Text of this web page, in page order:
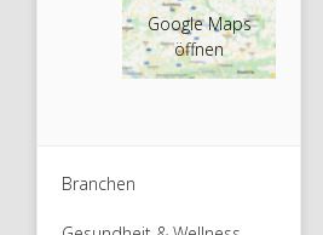
Google Maps
öffnen
Branchen